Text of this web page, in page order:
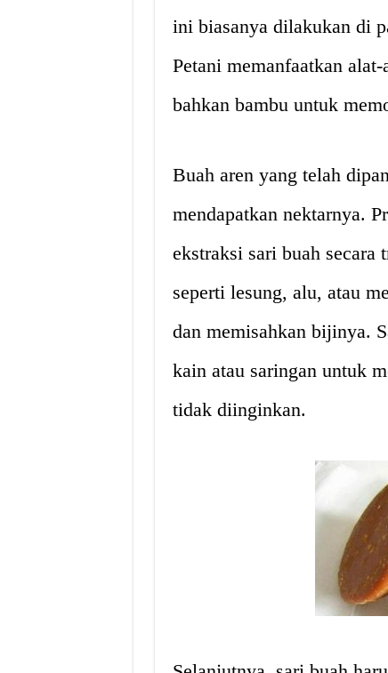
ini biasanya dilakukan di
Petani memanfaatkan
bahkan bambu untuk
Buah aren yang telah
mendapatkan nektarnya.
ekstraksi sari buah secara
seperti lesung, alu, atau
dan memisahkan bijinya.
kain atau saringan untuk
tidak diinginkan.